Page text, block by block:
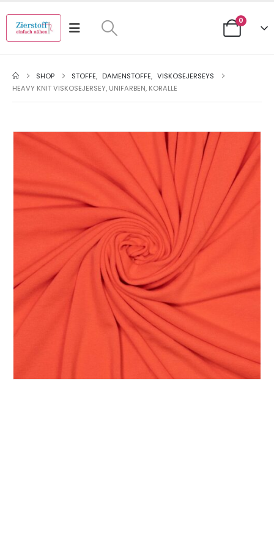
0
SHOP STOFFE, DAMENSTOFFE, VISKOSEJERSEYS
HEAVY KNIT VISKOSEJERSEY, UNIFARBEN, KORALLE